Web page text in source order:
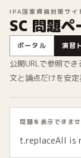
IPA国家資格対策サイ
SC 問題ペ
ポータル 演習
公開URLで参照で
文と論点だけを安定
問題を表示できま
t.replaceAll is